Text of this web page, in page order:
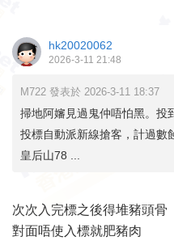
hk20020062
2026-3-11 21:48
M722 發表於 2026-3-11 18:37
掃地阿嬸見過鬼仲唔怕黑。投
投標自動派新線搶客，計過數
皇后山78 ...
次次入完標之後得堆豬頭骨
對面唔使入標就肥豬肉